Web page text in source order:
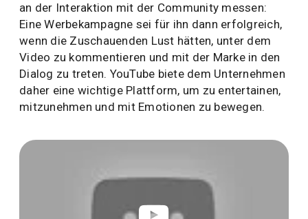
an der Interaktion mit der Community messen:
Eine Werbekampagne sei für ihn dann erfolgreich,
wenn die Zuschauenden Lust hätten, unter dem
Video zu kommentieren und mit der Marke in den
Dialog zu treten. YouTube biete dem Unternehmen
daher eine wichtige Plattform, um zu entertainen,
mitzunehmen und mit Emotionen zu bewegen.